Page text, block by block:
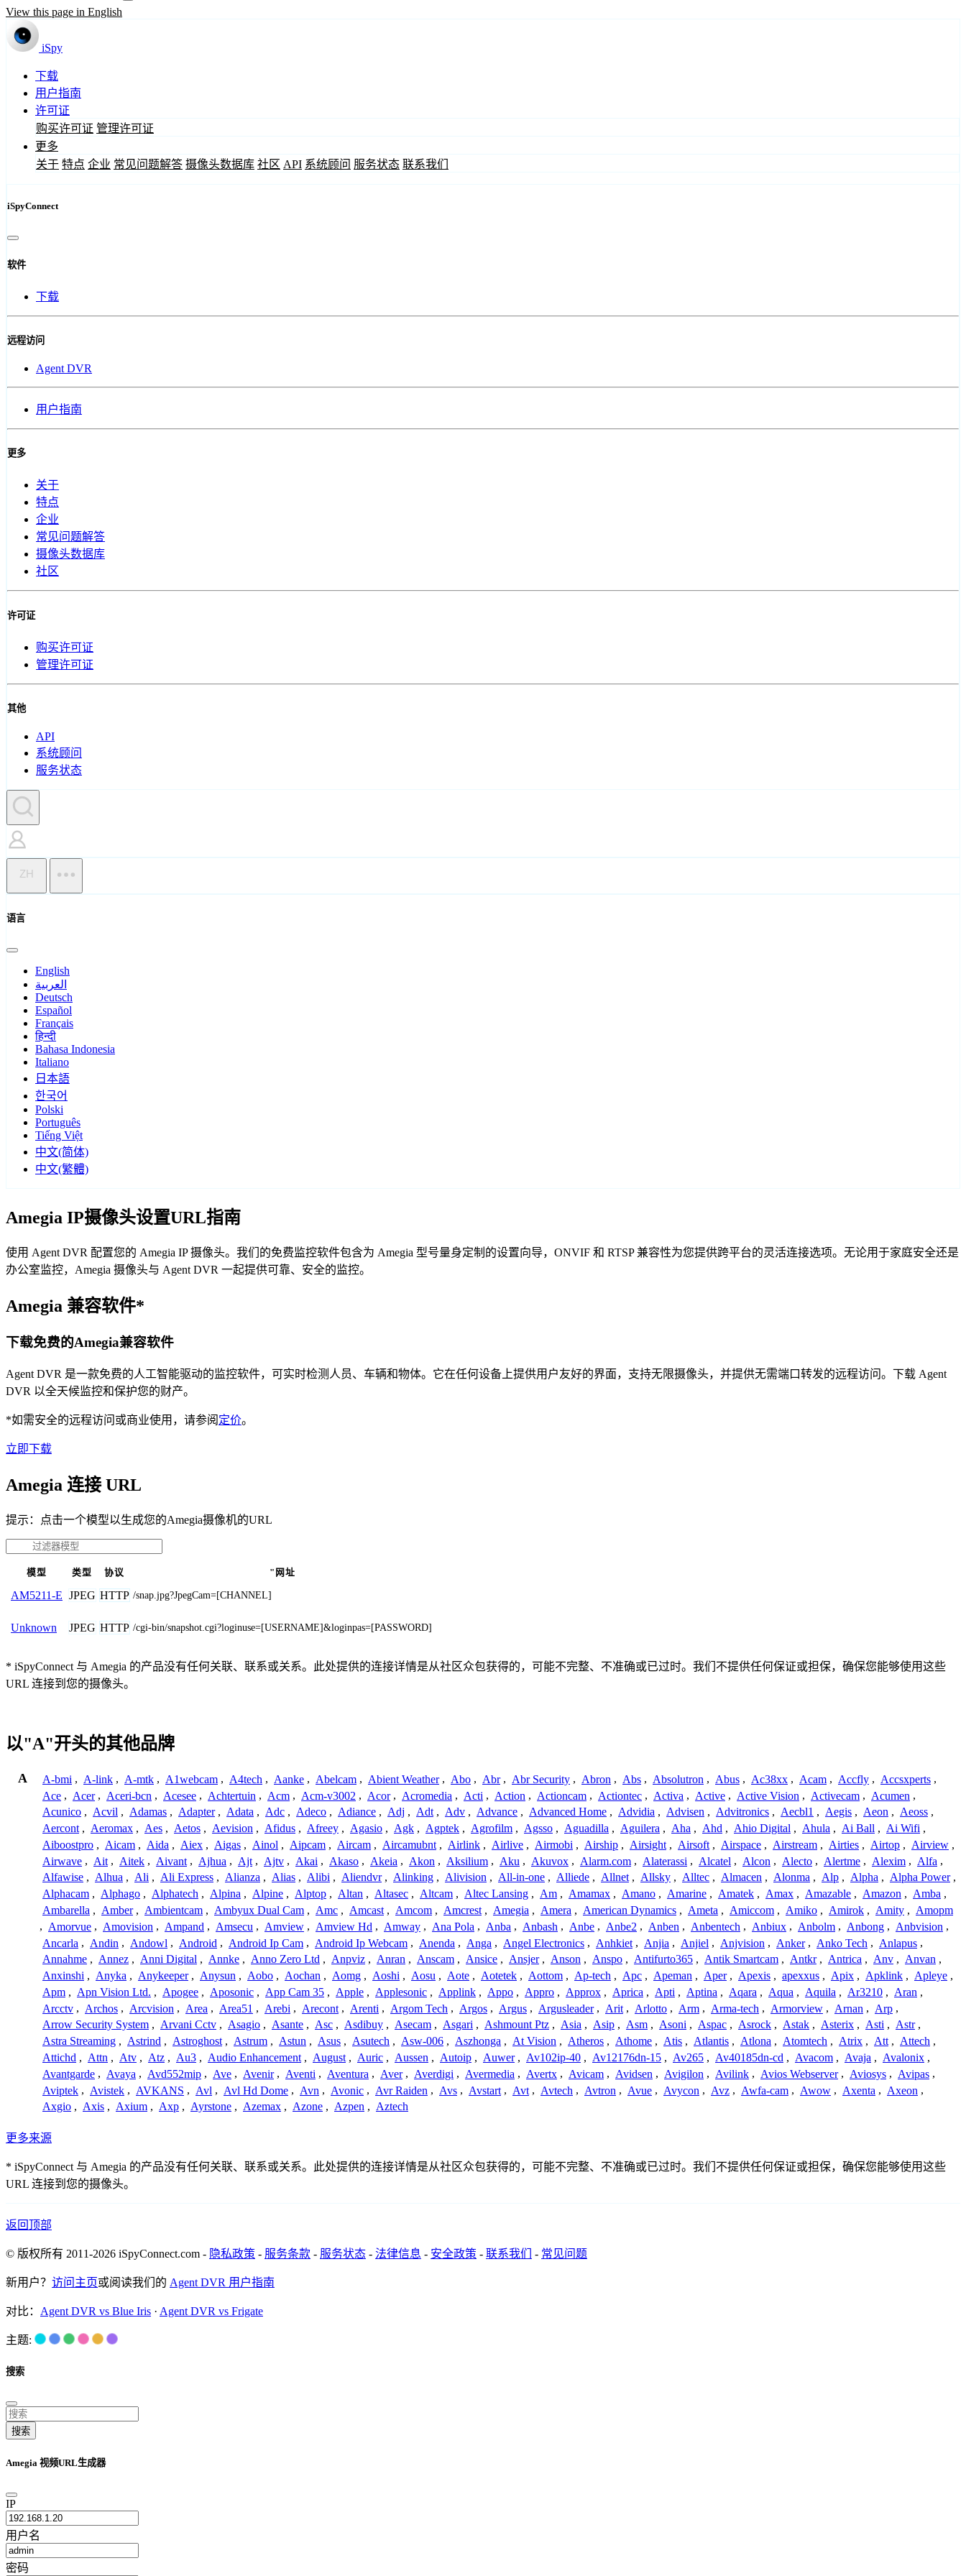
View this page in English
iSpy
下载
用户指南
许可证
购买许可证 管理许可证
更多
关于 特点 企业 常见问题解答 摄像头数据库 社区 API 系统顾问 服务状态 联系我们
iSpyConnect
软件
下载
远程访问
Agent DVR
用户指南
更多
关于
特点
企业
常见问题解答
摄像头数据库
社区
许可证
购买许可证
管理许可证
其他
API
系统顾问
服务状态
ZH
语言
English
العربية
Deutsch
Español
Français
हिन्दी
Bahasa Indonesia
Italiano
日本語
한국어
Polski
Português
Tiếng Việt
中文(简体)
中文(繁體)
Amegia IP摄像头设置URL指南
使用 Agent DVR 配置您的 Amegia IP 摄像头。我们的免费监控软件包含为 Amegia 型号量身定制的设置向导，ONVIF 和 RTSP 兼容性为您提供跨平台的灵活连接选项。无论用于家庭安全还是
办公室监控，Amegia 摄像头与 Agent DVR 一起提供可靠、安全的监控。
Amegia 兼容软件*
下载免费的Amegia兼容软件
Agent DVR 是一款免费的人工智能驱动的监控软件，可实时检测人员、车辆和物体。它在任何设备上提供用户友好的界面，支持无限摄像头，并提供无需端口转发的远程访问。下载 Agent
DVR 以全天候监控和保护您的财产。
*如需安全的远程访问或商业使用，请参阅 定价。
立即下载
Amegia 连接 URL
提示：点击一个模型以生成您的Amegia摄像机的URL
模型 类型 协议 "网址
AM5211-E JPEG HTTP /snap.jpg?JpegCam=[CHANNEL]
Unknown JPEG HTTP /cgi-bin/snapshot.cgi?loginuse=[USERNAME]&loginpas=[PASSWORD]
* iSpyConnect 与 Amegia 的产品没有任何关联、联系或关系。此处提供的连接详情是从社区众包获得的，可能不完整、不准确或已过时。我们不提供任何保证或担保，确保您能够使用这些
URL 连接到您的摄像头。
以"A"开头的其他品牌
A A-bmi , A-link , A-mtk , A1webcam , A4tech , Aanke , Abelcam , Abient Weather , Abo , Abr , Abr Security , Abron , Abs , Absolutron , Abus , Ac38xx , Acam , Accfly , Accsxperts ,
Ace , Acer , Aceri-bcn , Acesee , Achtertuin , Acm , Acm-v3002 , Acor , Acromedia , Acti , Action , Actioncam , Actiontec , Activa , Active , Active Vision , Activecam , Acumen ,
Acunico , Acvil , Adamas , Adapter , Adata , Adc , Adeco , Adiance , Adj , Adt , Adv , Advance , Advanced Home , Advidia , Advisen , Advitronics , Aecbl1 , Aegis , Aeon , Aeoss ,
Aercont , Aeromax , Aes , Aetos , Aevision , Afidus , Afreey , Agasio , Agk , Agptek , Agrofilm , Agsso , Aguadilla , Aguilera , Aha , Ahd , Ahio Digital , Ahula , Ai Ball , Ai Wifi ,
Aiboostpro , Aicam , Aida , Aiex , Aigas , Ainol , Aipcam , Aircam , Aircamubnt , Airlink , Airlive , Airmobi , Airship , Airsight , Airsoft , Airspace , Airstream , Airties , Airtop , Airview ,
Airwave , Ait , Aitek , Aivant , Ajhua , Ajt , Ajtv , Akai , Akaso , Akeia , Akon , Aksilium , Aku , Akuvox , Alarm.com , Alaterassi , Alcatel , Alcon , Alecto , Alertme , Alexim , Alfa ,
Alfawise , Alhua , Ali , Ali Express , Alianza , Alias , Alibi , Aliendvr , Alinking , Alivision , All-in-one , Alliede , Allnet , Allsky , Alltec , Almacen , Alonma , Alp , Alpha , Alpha Power ,
Alphacam , Alphago , Alphatech , Alpina , Alpine , Alptop , Altan , Altasec , Altcam , Altec Lansing , Am , Amamax , Amano , Amarine , Amatek , Amax , Amazable , Amazon , Amba ,
Ambarella , Amber , Ambientcam , Ambyux Dual Cam , Amc , Amcast , Amcom , Amcrest , Amegia , Amera , American Dynamics , Ameta , Amiccom , Amiko , Amirok , Amity , Amopm
, Amorvue , Amovision , Ampand , Amsecu , Amview , Amview Hd , Amway , Ana Pola , Anba , Anbash , Anbe , Anbe2 , Anben , Anbentech , Anbiux , Anbolm , Anbong , Anbvision ,
Ancarla , Andin , Andowl , Android , Android Ip Cam , Android Ip Webcam , Anenda , Anga , Angel Electronics , Anhkiet , Anjia , Anjiel , Anjvision , Anker , Anko Tech , Anlapus ,
Annahme , Annez , Anni Digital , Annke , Anno Zero Ltd , Anpviz , Anran , Anscam , Ansice , Ansjer , Anson , Anspo , Antifurto365 , Antik Smartcam , Antkr , Antrica , Anv , Anvan ,
Anxinshi , Anyka , Anykeeper , Anysun , Aobo , Aochan , Aomg , Aoshi , Aosu , Aote , Aotetek , Aottom , Ap-tech , Apc , Apeman , Aper , Apexis , apexxus , Apix , Apklink , Apleye ,
Apm , Apn Vision Ltd. , Apogee , Aposonic , App Cam 35 , Apple , Applesonic , Applink , Appo , Appro , Approx , Aprica , Apti , Aptina , Aqara , Aqua , Aquila , Ar3210 , Aran ,
Arcctv , Archos , Arcvision , Area , Area51 , Arebi , Arecont , Arenti , Argom Tech , Argos , Argus , Argusleader , Arit , Arlotto , Arm , Arma-tech , Armorview , Arnan , Arp ,
Arrow Security System , Arvani Cctv , Asagio , Asante , Asc , Asdibuy , Asecam , Asgari , Ashmount Ptz , Asia , Asip , Asm , Asoni , Aspac , Asrock , Astak , Asterix , Asti , Astr ,
Astra Streaming , Astrind , Astroghost , Astrum , Astun , Asus , Asutech , Asw-006 , Aszhonga , At Vision , Atheros , Athome , Atis , Atlantis , Atlona , Atomtech , Atrix , Att , Attech ,
Attichd , Attn , Atv , Atz , Au3 , Audio Enhancement , August , Auric , Aussen , Autoip , Auwer , Av102ip-40 , Av12176dn-15 , Av265 , Av40185dn-cd , Avacom , Avaja , Avalonix ,
Avantgarde , Avaya , Avd552mip , Ave , Avenir , Aventi , Aventura , Aver , Averdigi , Avermedia , Avertx , Avicam , Avidsen , Avigilon , Avilink , Avios Webserver , Aviosys , Avipas ,
Aviptek , Avistek , AVKANS , Avl , Avl Hd Dome , Avn , Avonic , Avr Raiden , Avs , Avstart , Avt , Avtech , Avtron , Avue , Avycon , Avz , Awfa-cam , Awow , Axenta , Axeon ,
Axgio , Axis , Axium , Axp , Ayrstone , Azemax , Azone , Azpen , Aztech
更多来源
* iSpyConnect 与 Amegia 的产品没有任何关联、联系或关系。此处提供的连接详情是从社区众包获得的，可能不完整、不准确或已过时。我们不提供任何保证或担保，确保您能够使用这些
URL 连接到您的摄像头。
返回顶部
© 版权所有 2011-2026 iSpyConnect.com - 隐私政策 - 服务条款 - 服务状态 - 法律信息 - 安全政策 - 联系我们 - 常见问题
新用户？ 访问主页或阅读我们的 Agent DVR 用户指南
对比： Agent DVR vs Blue Iris · Agent DVR vs Frigate
主题:
搜索
搜索
Amegia 视频URL生成器
IP
用户名
密码